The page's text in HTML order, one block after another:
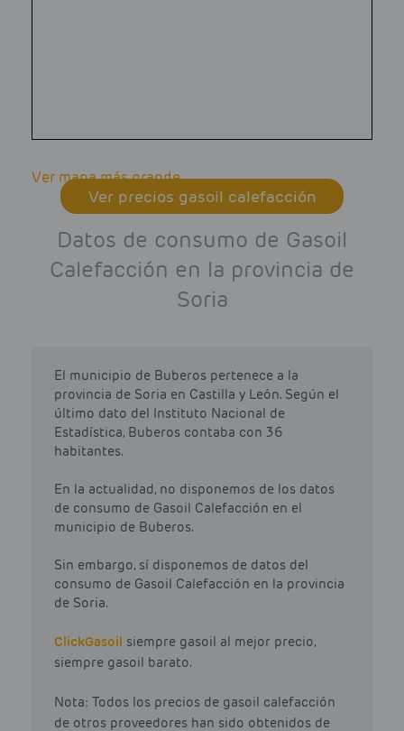
Ver mapa más grande
Ver precios gasoil calefacción
Datos de consumo de Gasoil
Calefacción en la provincia de
Soria
El municipio de Buberos pertenece a la
provincia de Soria en Castilla y León. Según el
último dato del Instituto Nacional de
Estadística, Buberos contaba con 36
habitantes.
En la actualidad, no disponemos de los datos
de consumo de Gasoil Calefacción en el
municipio de Buberos.
Sin embargo, sí disponemos de datos del
consumo de Gasoil Calefacción en la provincia
de Soria.
ClickGasoil siempre gasoil al mejor precio,
siempre gasoil barato.
Nota: Todos los precios de gasoil calefacción
de otros proveedores han sido obtenidos de